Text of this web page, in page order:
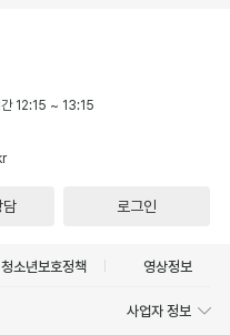
간 12:15 ~ 13:15
담 로그인
청소년보호정책 영상정보
사업자 정보